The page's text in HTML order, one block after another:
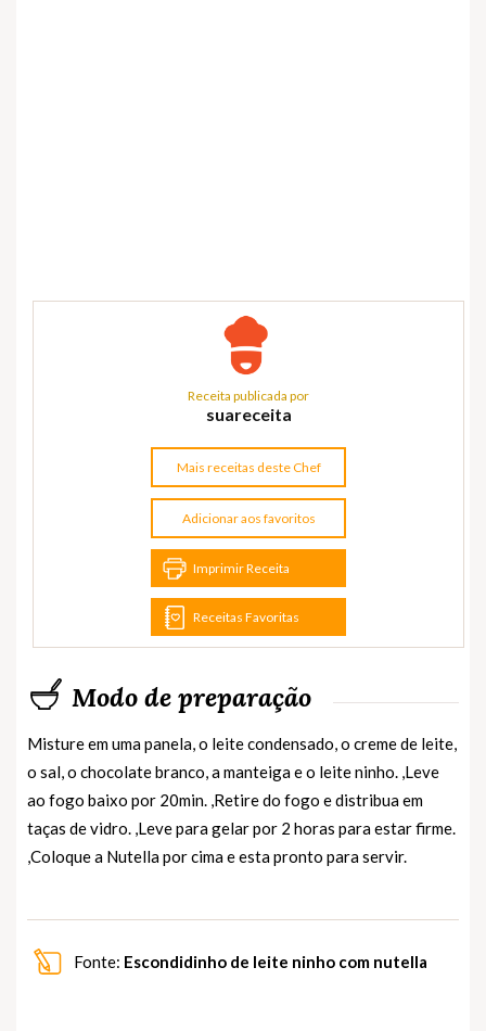
Receita publicada por
suareceita
Mais receitas deste Chef
Adicionar aos favoritos
Imprimir Receita
Receitas Favoritas
Modo de preparação
Misture em uma panela, o leite condensado, o creme de leite,
o sal, o chocolate branco, a manteiga e o leite ninho. ,Leve
ao fogo baixo por 20min. ,Retire do fogo e distribua em
taças de vidro. ,Leve para gelar por 2 horas para estar firme.
,Coloque a Nutella por cima e esta pronto para servir.
Fonte: Escondidinho de leite ninho com nutella